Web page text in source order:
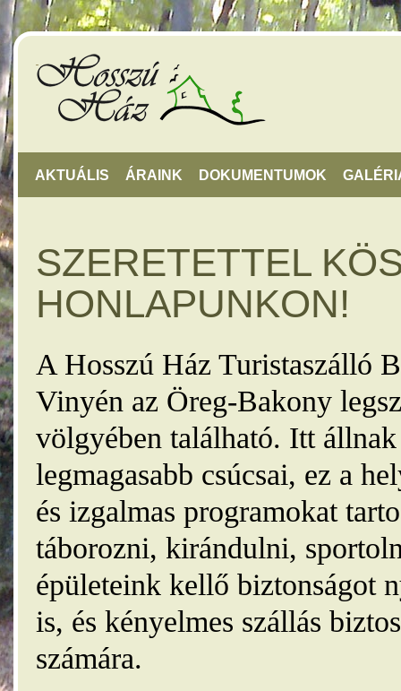
AKTUÁLIS ÁRAINK DOKUMENTUMOK
SZERETETTEL
HONLAPUNKON!
A Hosszú Ház Turistaszálló
Vinyén az Öreg-Bakony
völgyében található. Itt
legmagasabb csúcsai, ez a
és izgalmas programokat
táborozni, kirándulni,
épületeink kellő biztonságot
is, és kényelmes szállás
számára.